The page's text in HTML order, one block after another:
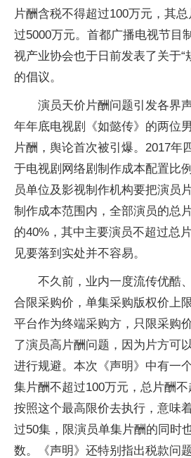
片酬含税不得超过100万元，其
过5000万元。首都广播电视节目
视产业协会也于日前发表了关于“
的倡议。
演员天价片酬问题引发各界
年年底电视剧《如懿传》的两位
片酬，舆论首次被引爆。2017年
于电视剧网络剧制作成本配置比
员单位及影视制作机构要把演员
制作成本范围内，全部演员的总
的40%，其中主要演员不超过总
见要落到实处并不容易。
不久前，业内一度流传优酷
合限采购价，单集采购版权价上
平台作为终端采购方，只限采购
了演员高片酬问题，因为片方可
进行规避。本次《声明》中有一
集片酬不超过100万元，总片酬
按照这个最高限价去执行，意味
过50集，限演员单集片酬的同时
数。《声明》还特别指出税款问